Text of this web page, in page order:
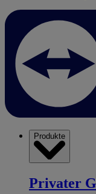
Produkte
Privater